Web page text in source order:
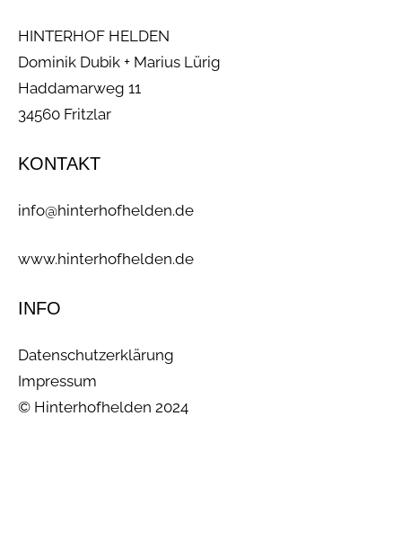
HINTERHOF HELDEN
Dominik Dubik + Marius Lürig
Haddamarweg 11
34560 Fritzlar
KONTAKT
info@hinterhofhelden.de
www.hinterhofhelden.de
INFO
Datenschutzerklärung
Impressum
© Hinterhofhelden 2024